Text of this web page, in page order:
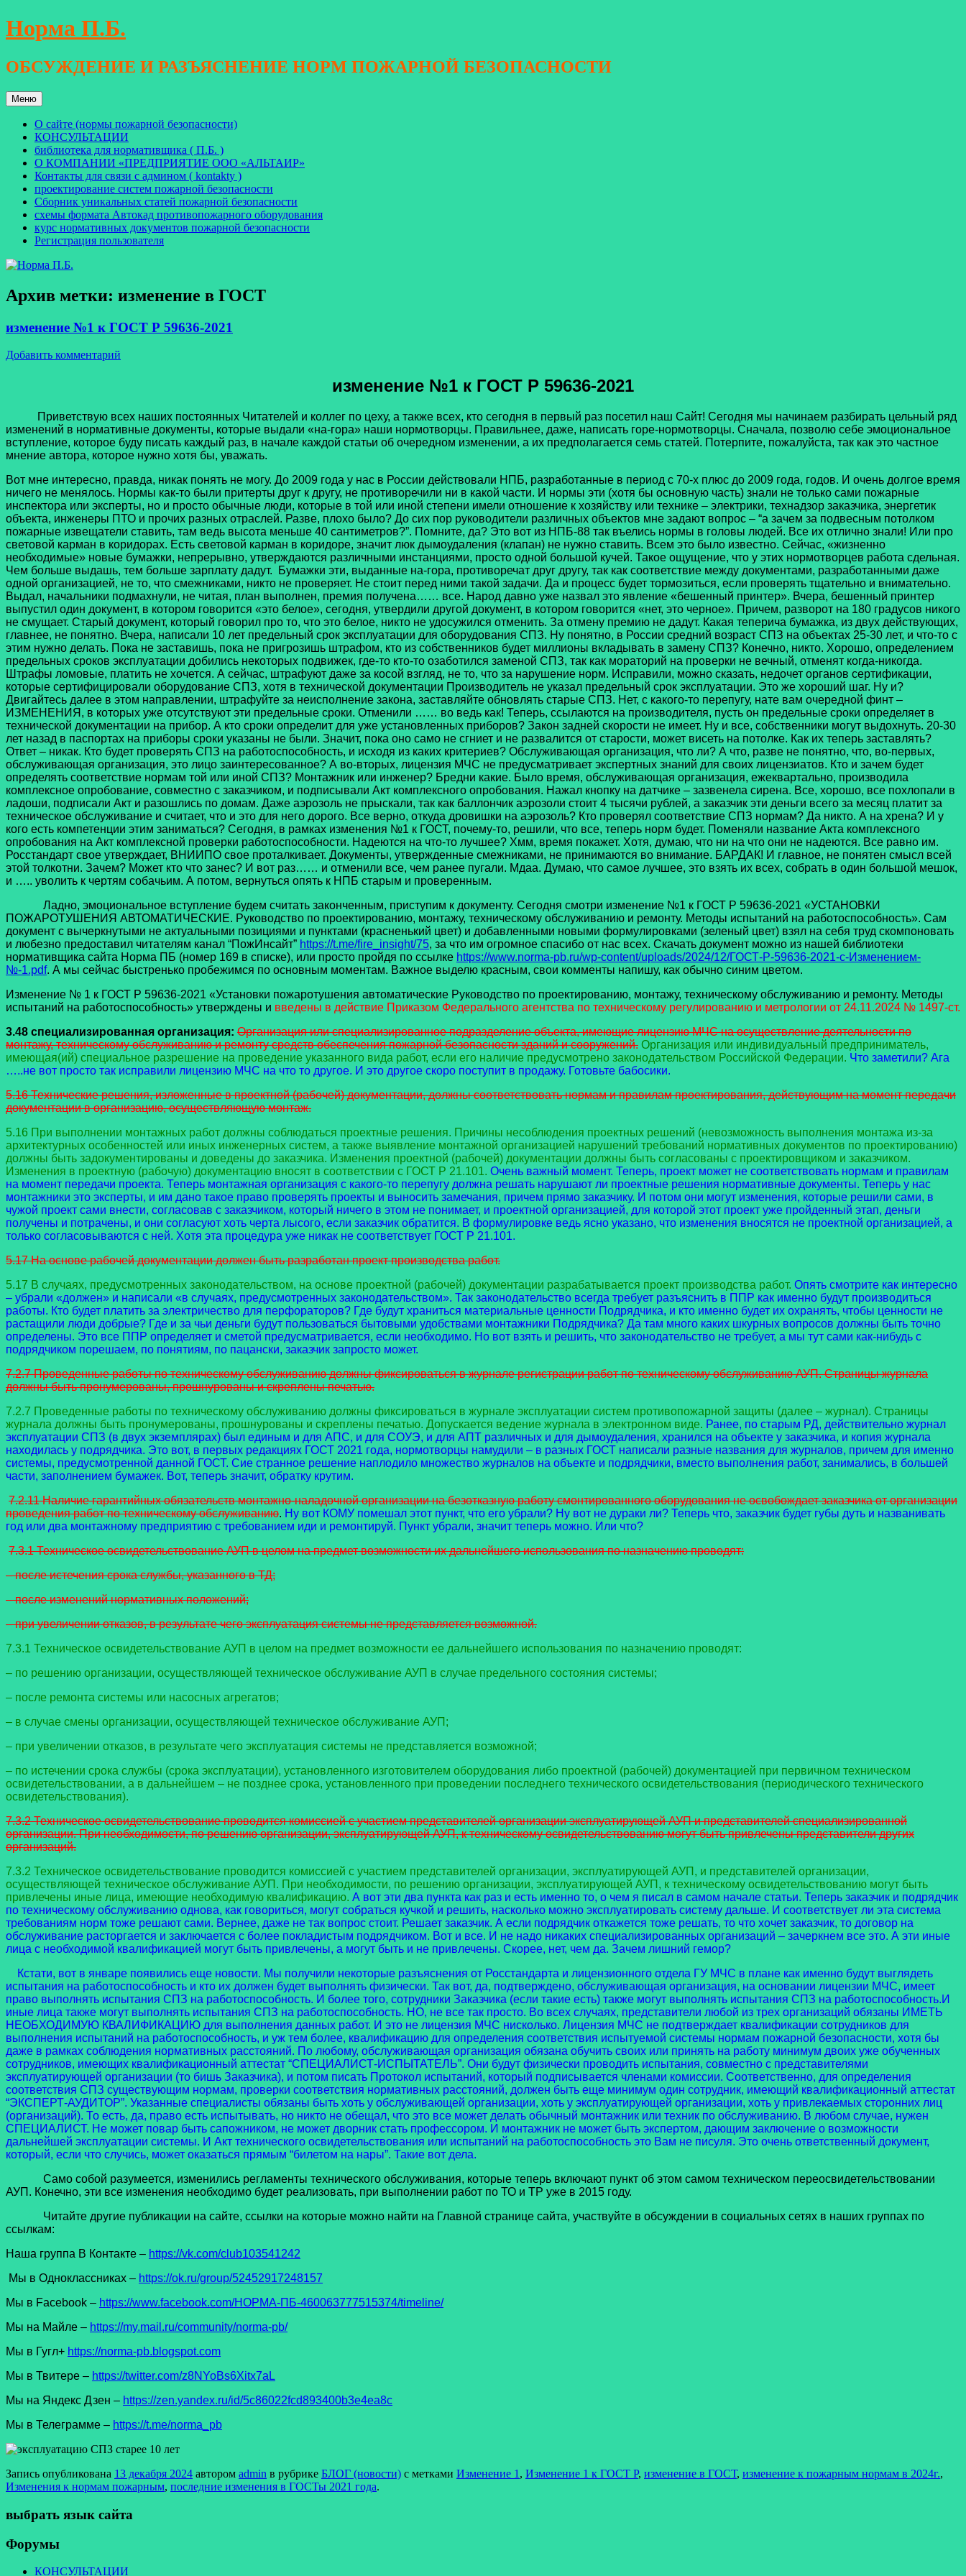
Перейти
к
Норма П.Б.
ОБСУЖДЕНИЕ И РАЗЪЯСНЕНИЕ НОРМ ПОЖАРНОЙ БЕЗОПАСНОСТИ
Меню
О сайте (нормы пожарной безопасности)
КОНСУЛЬТАЦИИ
библиотека для нормативщика ( П.Б. )
О КОМПАНИИ «ПРЕДПРИЯТИЕ ООО «АЛЬТАИР»
Контакты для связи с админом ( kontakty )
проектирование систем пожарной безопасности
Сборник уникальных статей пожарной безопасности
схемы формата Автокад противопожарного оборудования
курс нормативных документов пожарной безопасности
Регистрация пользователя
Архив метки: изменение в ГОСТ
изменение №1 к ГОСТ Р 59636-2021
Добавить комментарий
изменение №1 к ГОСТ Р 59636-2021
Приветствую всех наших постоянных Читателей и коллег по цеху, а также всех, кто сегодня в первый раз посетил наш Сайт! Сегодня мы начинаем разбирать цельный ряд
изменений в нормативные документы, которые выдали «на-гора» наши нормотворцы. Правильнее, даже, написать горе-нормотворцы. Сначала, позволю себе эмоциональное
вступление, которое буду писать каждый раз, в начале каждой статьи об очередном изменении, а их предполагается семь статей. Потерпите, пожалуйста, так как это частное
мнение автора, которое нужно хотя бы, уважать.
Вот мне интересно, правда, никак понять не могу. До 2009 года у нас в России действовали НПБ, разработанные в период с 70-х плюс до 2009 года, годов. И очень долгое время
ничего не менялось. Нормы как-то были притерты друг к другу, не противоречили ни в какой части. И нормы эти (хотя бы основную часть) знали не только сами пожарные
инспектора или эксперты, но и просто обычные люди, которые в той или иной степени имели отношение к хозяйству или технике – электрики, технадзор заказчика, энергетик
объекта, инженеры ПТО и прочих разных отраслей. Разве, плохо было? До сих пор руководители различных объектов мне задают вопрос – “а зачем за подвесным потолком
пожарные извещатели ставить, там ведь высота меньше 40 сантиметров?”. Помните, да? Это вот из НПБ-88 так въелись нормы в головы людей. Все их отлично знали! Или про
световой карман в коридорах. Есть световой карман в коридоре, значит люк дымоудаления (клапан) не нужно ставить. Всем это было известно. Сейчас, «жизненно
необходимые» новые бумажки, непрерывно, утверждаются различными инстанциями, просто одной большой кучей. Такое ощущение, что у этих нормотворцев работа сдельная.
Чем больше выдашь, тем больше зарплату дадут. Бумажки эти, выданные на-гора, противоречат друг другу, так как соответствие между документами, разработанными даже
одной организацией, не то, что смежниками, никто не проверяет. Не стоит перед ними такой задачи. Да и процесс будет тормозиться, если проверять тщательно и внимательно.
Выдал, начальники подмахнули, не читая, план выполнен, премия получена…… все. Народ давно уже назвал это явление «бешенный принтер». Вчера, бешенный принтер
выпустил один документ, в котором говорится «это белое», сегодня, утвердили другой документ, в котором говорится «нет, это черное». Причем, разворот на 180 градусов никого
не смущает. Старый документ, который говорил про то, что это белое, никто не удосужился отменить. За отмену премию не дадут. Какая теперича бумажка, из двух действующих,
главнее, не понятно. Вчера, написали 10 лет предельный срок эксплуатации для оборудования СПЗ. Ну понятно, в России средний возраст СПЗ на объектах 25-30 лет, и что-то с
этим нужно делать. Пока не заставишь, пока не пригрозишь штрафом, кто из собственников будет миллионы вкладывать в замену СПЗ? Конечно, никто. Хорошо, определением
предельных сроков эксплуатации добились некоторых подвижек, где-то кто-то озаботился заменой СПЗ, так как мораторий на проверки не вечный, отменят когда-никогда.
Штрафы ломовые, платить не хочется. А сейчас, штрафуют даже за косой взгляд, не то, что за нарушение норм. Исправили, можно сказать, недочет органов сертификации,
которые сертифицировали оборудование СПЗ, хотя в технической документации Производитель не указал предельный срок эксплуатации. Это же хороший шаг. Ну и?
Двигайтесь далее в этом направлении, штрафуйте за неисполнение закона, заставляйте обновлять старые СПЗ. Нет, с какого-то перепугу, нате вам очередной финт –
ИЗМЕНЕНИЯ, в которых уже отсутствуют эти предельные сроки. Отменили …… во ведь как! Теперь, ссылаются на производителя, пусть он предельные сроки определяет в
технической документации на прибор. А кто сроки определит для уже установленных приборов? Закон задней скорости не имеет. Ну и все, собственники могут выдохнуть. 20-30
лет назад в паспортах на приборы сроки указаны не были. Значит, пока оно само не сгниет и не развалится от старости, может висеть на потолке. Как их теперь заставлять?
Ответ – никак. Кто будет проверять СПЗ на работоспособность, и исходя из каких критериев? Обслуживающая организация, что ли? А что, разве не понятно, что, во-первых,
обслуживающая организация, это лицо заинтересованное? А во-вторых, лицензия МЧС не предусматривает экспертных знаний для своих лицензиатов. Кто и зачем будет
определять соответствие нормам той или иной СПЗ? Монтажник или инженер? Бредни какие. Было время, обслуживающая организация, ежеквартально, производила
комплексное опробование, совместно с заказчиком, и подписывали Акт комплексного опробования. Нажал кнопку на датчике – зазвенела сирена. Все, хорошо, все похлопали в
ладоши, подписали Акт и разошлись по домам. Даже аэрозоль не прыскали, так как баллончик аэрозоли стоит 4 тысячи рублей, а заказчик эти деньги всего за месяц платит за
техническое обслуживание и считает, что и это для него дорого. Все верно, откуда дровишки на аэрозоль? Кто проверял соответствие СПЗ нормам? Да никто. А на хрена? И у
кого есть компетенции этим заниматься? Сегодня, в рамках изменения №1 к ГОСТ, почему-то, решили, что все, теперь норм будет. Поменяли название Акта комплексного
опробования на Акт комплексной проверки работоспособности. Надеются на что-то лучшее? Хмм, время покажет. Хотя, думаю, что ни на что они не надеются. Все равно им.
Росстандарт свое утверждает, ВНИИПО свое проталкивает. Документы, утвержденные смежниками, не принимаются во внимание. БАРДАК! И главное, не понятен смысл всей
этой толкотни. Зачем? Может кто что занес? И вот раз…… и отменили все, чем ранее пугали. Мдаа. Думаю, что самое лучшее, это взять их всех, собрать в один большой мешок,
и ….. уволить к чертям собачьим. А потом, вернуться опять к НПБ старым и проверенным.
Ладно, эмоциональное вступление будем считать законченным, приступим к документу. Сегодня смотри изменение №1 к ГОСТ Р 59636-2021 «УСТАНОВКИ
ПОЖАРОТУШЕНИЯ АВТОМАТИЧЕСКИЕ. Руководство по проектированию, монтажу, техническому обслуживанию и ремонту. Методы испытаний на работоспособность». Сам
документ с вычеркнутыми не актуальными позициями и пунктами (красненький цвет) и добавленными новыми формулировками (зеленый цвет) взял на себя труд скомпоновать
и любезно предоставил читателям канал “ПожИнсайт” https://t.me/fire_insight/75, за что им огромное спасибо от нас всех. Скачать документ можно из нашей библиотеки
нормативщика сайта Норма ПБ (номер 169 в списке), или просто пройдя по ссылке https://www.norma-pb.ru/wp-content/uploads/2024/12/ГОСТ-Р-59636-2021-с-Изменением-
№-1.pdf. А мы сейчас быстренько пробежимся по основным моментам. Важное выделю красным, свои комменты напишу, как обычно синим цветом.
Изменение № 1 к ГОСТ Р 59636-2021 «Установки пожаротушения автоматические Руководство по проектированию, монтажу, техническому обслуживанию и ремонту. Методы
испытаний на работоспособность» утверждены и введены в действие Приказом Федерального агентства по техническому регулированию и метрологии от 24.11.2024 № 1497-ст.
3.48 специализированная организация: Организация или специализированное подразделение объекта, имеющие лицензию МЧС на осуществление деятельности по
монтажу, техническому обслуживанию и ремонту средств обеспечения пожарной безопасности зданий и сооружений. Организация или индивидуальный предприниматель,
имеющая(ий) специальное разрешение на проведение указанного вида работ, если его наличие предусмотрено законодательством Российской Федерации. Что заметили? Ага
…..не вот просто так исправили лицензию МЧС на что то другое. И это другое скоро поступит в продажу. Готовьте бабосики.
5.16 Технические решения, изложенные в проектной (рабочей) документации, должны соответствовать нормам и правилам проектирования, действующим на момент передачи
документации в организацию, осуществляющую монтаж.
5.16 При выполнении монтажных работ должны соблюдаться проектные решения. Причины несоблюдения проектных решений (невозможность выполнения монтажа из-за
архитектурных особенностей или иных инженерных систем, а также выявление монтажной организацией нарушений требований нормативных документов по проектированию)
должны быть задокументированы и доведены до заказчика. Изменения проектной (рабочей) документации должны быть согласованы с проектировщиком и заказчиком.
Изменения в проектную (рабочую) документацию вносят в соответствии с ГОСТ Р 21.101. Очень важный момент. Теперь, проект может не соответствовать нормам и правилам
на момент передачи проекта. Теперь монтажная организация с какого-то перепугу должна решать нарушают ли проектные решения нормативные документы. Теперь у нас
монтажники это эксперты, и им дано такое право проверять проекты и выносить замечания, причем прямо заказчику. И потом они могут изменения, которые решили сами, в
чужой проект сами внести, согласовав с заказчиком, который ничего в этом не понимает, и проектной организацией, для которой этот проект уже пройденный этап, деньги
получены и потрачены, и они согласуют хоть черта лысого, если заказчик обратится. В формулировке ведь ясно указано, что изменения вносятся не проектной организацией, а
только согласовываются с ней. Хотя эта процедура уже никак не соответствует ГОСТ Р 21.101.
5.17 На основе рабочей документации должен быть разработан проект производства работ.
5.17 В случаях, предусмотренных законодательством, на основе проектной (рабочей) документации разрабатывается проект производства работ. Опять смотрите как интересно
– убрали «должен» и написали «в случаях, предусмотренных законодательством». Так законодательство всегда требует разъяснить в ППР как именно будут производиться
работы. Кто будет платить за электричество для перфораторов? Где будут храниться материальные ценности Подрядчика, и кто именно будет их охранять, чтобы ценности не
растащили люди добрые? Где и за чьи деньги будут пользоваться бытовыми удобствами монтажники Подрядчика? Да там много каких шкурных вопросов должны быть точно
определены. Это все ППР определяет и сметой предусматривается, если необходимо. Но вот взять и решить, что законодательство не требует, а мы тут сами как-нибудь с
подрядчиком порешаем, по понятиям, по пацански, заказчик запросто может.
7.2.7 Проведенные работы по техническому обслуживанию должны фиксироваться в журнале регистрации работ по техническому обслуживанию АУП. Страницы журнала
должны быть пронумерованы, прошнурованы и скреплены печатью.
7.2.7 Проведенные работы по техническому обслуживанию должны фиксироваться в журнале эксплуатации систем противопожарной защиты (далее – журнал). Страницы
журнала должны быть пронумерованы, прошнурованы и скреплены печатью. Допускается ведение журнала в электронном виде. Ранее, по старым РД, действительно журнал
эксплуатации СПЗ (в двух экземплярах) был единым и для АПС, и для СОУЭ, и для АПТ различных и для дымоудаления, хранился на объекте у заказчика, и копия журнала
находилась у подрядчика. Это вот, в первых редакциях ГОСТ 2021 года, нормотворцы намудили – в разных ГОСТ написали разные названия для журналов, причем для именно
системы, предусмотренной данной ГОСТ. Сие странное решение наплодило множество журналов на объекте и подрядчики, вместо выполнения работ, занимались, в большей
части, заполнением бумажек. Вот, теперь значит, обратку крутим.
7.2.11 Наличие гарантийных обязательств монтажно-наладочной организации на безотказную работу смонтированного оборудования не освобождает заказчика от организации
проведения работ по техническому обслуживанию. Ну вот КОМУ помешал этот пункт, что его убрали? Ну вот не дураки ли? Теперь что, заказчик будет губы дуть и названивать
год или два монтажному предприятию с требованием иди и ремонтируй. Пункт убрали, значит теперь можно. Или что?
7.3.1 Техническое освидетельствование АУП в целом на предмет возможности их дальнейшего использования по назначению проводят:
– после истечения срока службы, указанного в ТД;
– после изменений нормативных положений;
– при увеличении отказов, в результате чего эксплуатация системы не представляется возможной.
7.3.1 Техническое освидетельствование АУП в целом на предмет возможности ее дальнейшего использования по назначению проводят:
– по решению организации, осуществляющей техническое обслуживание АУП в случае предельного состояния системы;
– после ремонта системы или насосных агрегатов;
– в случае смены организации, осуществляющей техническое обслуживание АУП;
– при увеличении отказов, в результате чего эксплуатация системы не представляется возможной;
– по истечении срока службы (срока эксплуатации), установленного изготовителем оборудования либо проектной (рабочей) документацией при первичном техническом
освидетельствовании, а в дальнейшем – не позднее срока, установленного при проведении последнего технического освидетельствования (периодического технического
освидетельствования).
7.3.2 Техническое освидетельствование проводится комиссией с участием представителей организации эксплуатирующей АУП и представителей специализированной
организации. При необходимости, по решению организации, эксплуатирующей АУП, к техническому освидетельствованию могут быть привлечены представители других
организаций.
7.3.2 Техническое освидетельствование проводится комиссией с участием представителей организации, эксплуатирующей АУП, и представителей организации,
осуществляющей техническое обслуживание АУП. При необходимости, по решению организации, эксплуатирующей АУП, к техническому освидетельствованию могут быть
привлечены иные лица, имеющие необходимую квалификацию. А вот эти два пункта как раз и есть именно то, о чем я писал в самом начале статьи. Теперь заказчик и подрядчик
по техническому обслуживанию однова, как говориться, могут собраться кучкой и решить, насколько можно эксплуатировать систему дальше. И соответствует ли эта система
требованиям норм тоже решают сами. Вернее, даже не так вопрос стоит. Решает заказчик. А если подрядчик откажется тоже решать, то что хочет заказчик, то договор на
обслуживание расторгается и заключается с более покладистым подрядчиком. Вот и все. И не надо никаких специализированных организаций – зачеркнем все это. А эти иные
лица с необходимой квалификацией могут быть привлечены, а могут быть и не привлечены. Скорее, нет, чем да. Зачем лишний гемор?
Кстати, вот в январе появились еще новости. Мы получили некоторые разъяснения от Росстандарта и лицензионного отдела ГУ МЧС в плане как именно будут выглядеть
испытания на работоспособность и кто их должен будет выполнять физически. Так вот, да, подтверждено, обслуживающая организация, на основании лицензии МЧС, имеет
право выполнять испытания СПЗ на работоспособность. И более того, сотрудники Заказчика (если такие есть) также могут выполнять испытания СПЗ на работоспособность.И
иные лица также могут выполнять испытания СПЗ на работоспособность. НО, не все так просто. Во всех случаях, представители любой из трех организаций обязаны ИМЕТЬ
НЕОБХОДИМУЮ КВАЛИФИКАЦИЮ для выполнения данных работ. И это не лицензия МЧС нисколько. Лицензия МЧС не подтверждает квалификации сотрудников для
выполнения испытаний на работоспособность, и уж тем более, квалификацию для определения соответствия испытуемой системы нормам пожарной безопасности, хотя бы
даже в рамках соблюдения нормативных расстояний. По любому, обслуживающая организация обязана обучить своих или принять на работу минимум двоих уже обученных
сотрудников, имеющих квалификационный аттестат “СПЕЦИАЛИСТ-ИСПЫТАТЕЛЬ”. Они будут физически проводить испытания, совместно с представителями
эксплуатирующей организации (то бишь Заказчика), и потом писать Протокол испытаний, который подписывается членами комиссии. Соответственно, для определения
соответствия СПЗ существующим нормам, проверки соответствия нормативных расстояний, должен быть еще минимум один сотрудник, имеющий квалификационный аттестат
“ЭКСПЕРТ-АУДИТОР”. Указанные специалисты обязаны быть хоть у обслуживающей организации, хоть у эксплуатирующей организации, хоть у привлекаемых сторонних лиц
(организаций). То есть, да, право есть испытывать, но никто не обещал, что это все может делать обычный монтажник или техник по обслуживанию. В любом случае, нужен
СПЕЦИАЛИСТ. Не может повар быть сапожником, не может дворник стать профессором. И монтажник не может быть экспертом, дающим заключение о возможности
дальнейшей эксплуатации системы. И Акт технического освидетельствования или испытаний на работоспособность это Вам не писуля. Это очень ответственный документ,
который, если что случись, может оказаться прямым “билетом на нары”. Такие вот дела.
Само собой разумеется, изменились регламенты технического обслуживания, которые теперь включают пункт об этом самом техническом переосвидетельствовании
АУП. Конечно, эти все изменения необходимо будет реализовать, при выполнении работ по ТО и ТР уже в 2015 году.
Читайте другие публикации на сайте, ссылки на которые можно найти на Главной странице сайта, участвуйте в обсуждении в социальных сетях в наших группах по
ссылкам:
Наша группа В Контакте – https://vk.com/club103541242
Мы в Одноклассниках – https://ok.ru/group/52452917248157
Мы в Facеbook – https://www.facebook.com/НОРМА-ПБ-460063777515374/timeline/
Мы на Майле – https://my.mail.ru/community/norma-pb/
Мы в Гугл+ https://norma-pb.blogspot.com
Мы в Твитере – https://twitter.com/z8NYoBs6Xitx7aL
Мы на Яндекс Дзен – https://zen.yandex.ru/id/5c86022fcd893400b3e4ea8c
Мы в Телеграмме – https://t.me/norma_pb
Запись опубликована 13 декабря 2024 автором admin в рубрике БЛОГ (новости) с метками Изменение 1 , Изменение 1 к ГОСТ Р, изменение в ГОСТ, изменение к пожарным нормам в 2024г.,
Изменения к нормам пожарным, последние изменения в ГОСТы 2021 года.
выбрать язык сайта
Форумы
КОНСУЛЬТАЦИИ